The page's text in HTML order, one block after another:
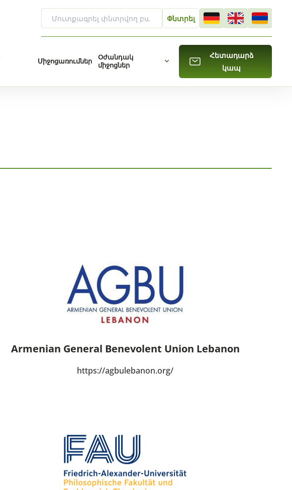
Միջոցառումներ
Օժանդակ
միջոցներ
Հետադարձ
կապ
Armenian General Benevolent Union Lebanon
https://agbulebanon.org/